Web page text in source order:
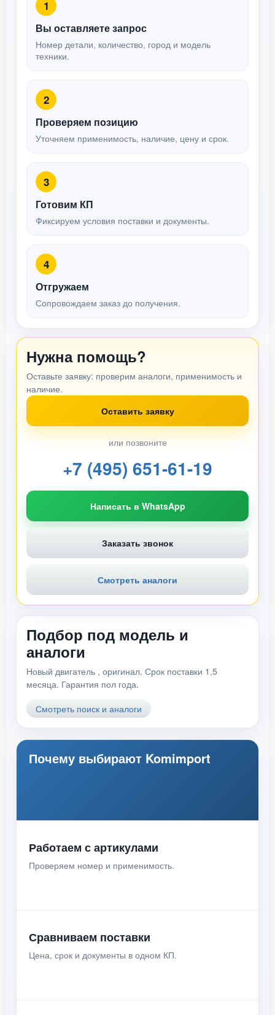
1
Вы оставляете запрос
Номер детали, количество, город и модель
техники.
2
Проверяем позицию
Уточняем применимость, наличие, цену и срок.
3
Готовим КП
Фиксируем условия поставки и документы.
4
Отгружаем
Сопровождаем заказ до получения.
Нужна помощь?
Оставьте заявку: проверим аналоги, применимость и
наличие.
Оставить заявку
или позвоните
+7 (495) 651-61-19
Написать в WhatsApp
Заказать звонок
Смотреть аналоги
Подбор под модель и
аналоги
Новый двигатель , оригинал. Срок поставки 1,5
месяца. Гарантия пол года.
Смотреть поиск и аналоги
Почему выбирают Komimport
Работаем с артикулами
Проверяем номер и применимость.
Сравниваем поставки
Цена, срок и документы в одном КП.